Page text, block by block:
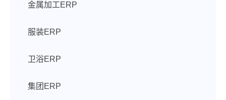
金属加工ERP
服装ERP
卫浴ERP
集团ERP